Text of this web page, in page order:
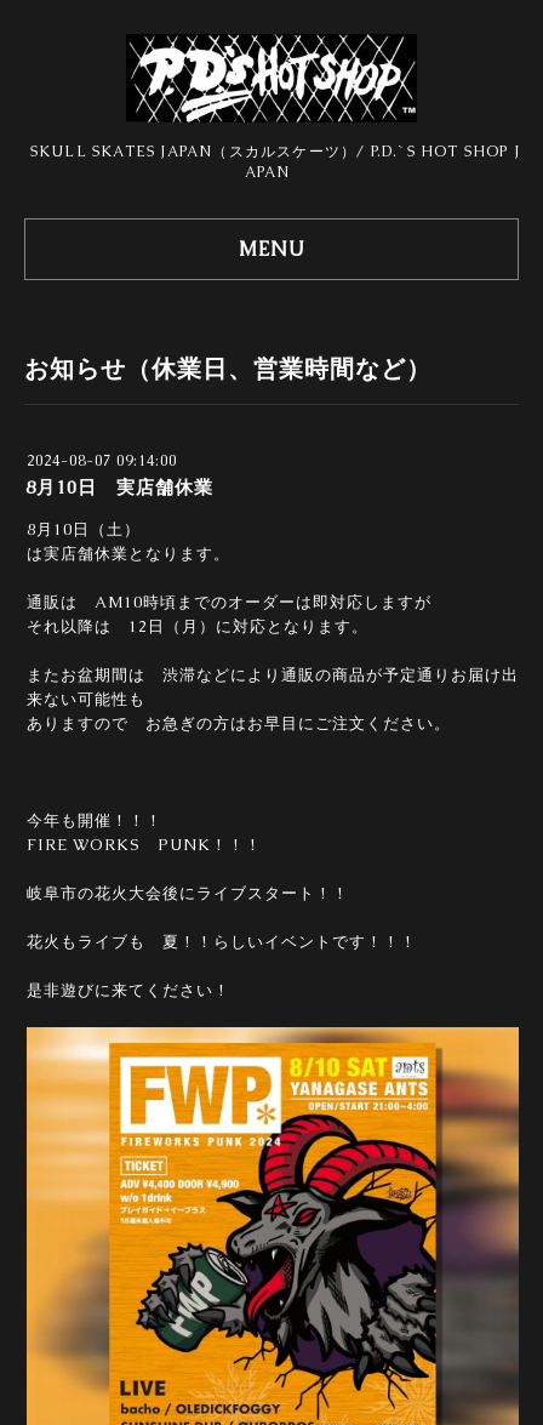
SKULL SKATES JAPAN（スカルスケーツ）/ P.D.`S HOT SHOP J
APAN
MENU
お知らせ（休業日、営業時間など）
2024-08-07 09:14:00
8月10日 実店舗休業
8月10日（土）
は実店舗休業となります。
通販は AM10時頃までのオーダーは即対応しますが
それ以降は 12日（月）に対応となります。
またお盆期間は 渋滞などにより通販の商品が予定通りお届け出
来ない可能性も
ありますので お急ぎの方はお早目にご注文ください。
今年も開催！！！
FIRE WORKS PUNK！！！
岐阜市の花火大会後にライブスタート！！
花火もライブも 夏！！らしいイベントです！！！
是非遊びに来てください！